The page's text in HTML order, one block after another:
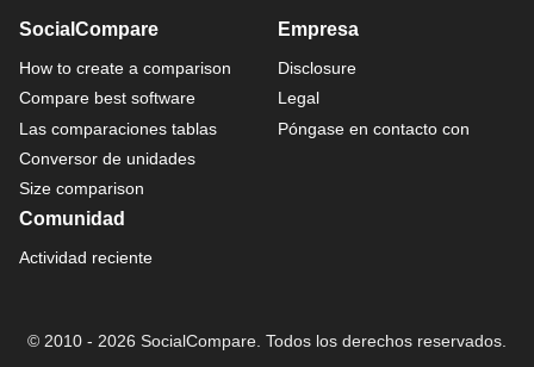
SocialCompare
How to create a comparison
Compare best software
Las comparaciones tablas
Conversor de unidades
Size comparison
Empresa
Disclosure
Legal
Póngase en contacto con
Comunidad
Actividad reciente
© 2010 - 2026 SocialCompare. Todos los derechos reservados.